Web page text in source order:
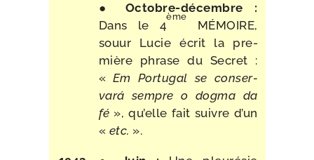
● Octobre-​décembre :
Dans le 4
ème
MÉMOIRE,
souur Lucie écrit la pre­
mière phrase du Secret :
« Em Portugal se conser­
vará sempre o dog­ma da
fé », qu’elle fait suivre d’un
« etc. ».